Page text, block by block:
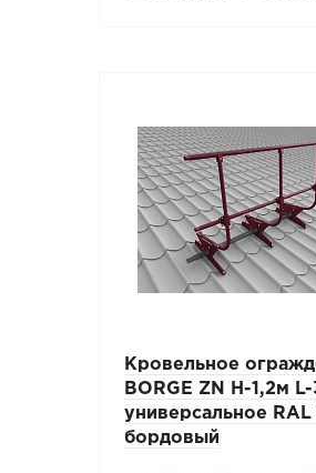
Кровельное
BORGE ZN H-1,2м
универсальное
бордовый